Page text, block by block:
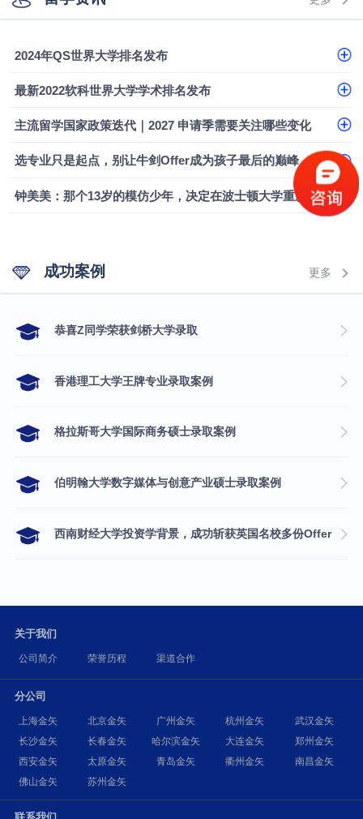
香港浸会大学伦理与公共事务硕士录取
2024年QS世界大学排名发布
最新2022软科世界大学学术排名发布
主流留学国家政策迭代｜2027 申请季需要关注哪些变化
选专业只是起点，别让牛剑Offer成为孩子最后的巅峰
钟美美：那个13岁的模仿少年，决定在波士顿大学重新定义自己
成功案例 更多
​恭喜Z同学荣获剑桥大学录取
香港理工大学王牌专业录取案例
格拉斯哥大学国际商务硕士录取案例
伯明翰大学数字媒体与创意产业硕士录取案例
西南财经大学投资学背景，成功斩获英国名校多份Offer
关于我们
公司简介 荣誉历程 渠道合作
分公司
上海金矢 北京金矢 广州金矢 杭州金矢
武汉金矢
长沙金矢
长春金矢 哈尔滨金矢 大连金矢
郑州金矢
西安金矢
太原金矢 青岛金矢 衢州金矢
南昌金矢
佛山金矢
苏州金矢